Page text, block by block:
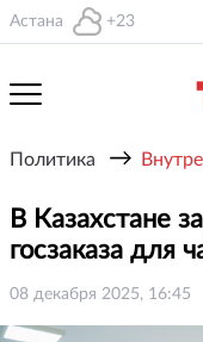
Астана +23
Политика →
В Казахстане
госзаказа для
08 декабря 2025, 16:45